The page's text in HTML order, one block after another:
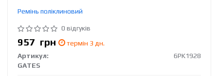
Ремінь поліклиновий
0 відгуків
957 грн
термін 3 дн.
Артикул:
6PK1928
GATES